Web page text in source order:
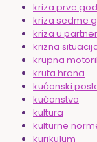
kriza prve
kriza sedme
kriza u
krizna
krupna
kruta hrana
kućanski
kućanstvo
kultura
kulturne
kurikulum